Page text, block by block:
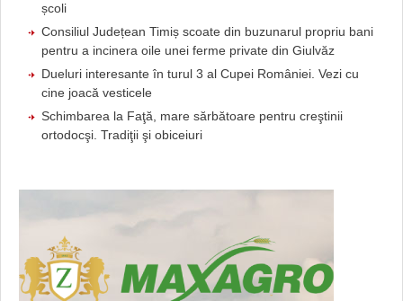
școli
Consiliul Județean Timiș scoate din buzunarul propriu bani
pentru a incinera oile unei ferme private din Giulvăz
Dueluri interesante în turul 3 al Cupei României. Vezi cu
cine joacă vesticele
Schimbarea la Faţă, mare sărbătoare pentru creştinii
ortodocşi. Tradiţii şi obiceiuri